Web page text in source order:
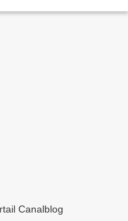
Canalblog